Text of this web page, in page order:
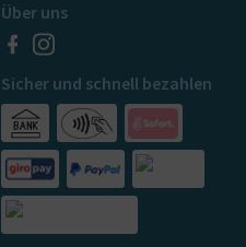
Über uns
Sicher und schnell bezahlen